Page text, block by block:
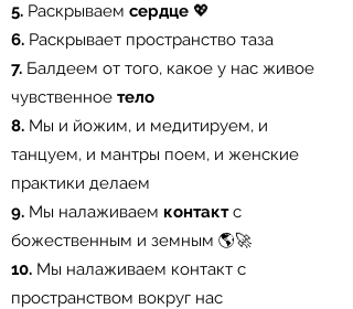
5. Раскрываем сердце 💖⠀
6. Раскрывает пространство таза⠀
7. Балдеем от того, какое у нас живое
чувственное тело
8. Мы и йожим, и медитируем, и
танцуем, и мантры поем, и женские
практики делаем⠀
9. Мы налаживаем контактс
божественным и земным 🌎🚀⠀
10. Мы налаживаем контакт с
пространством вокруг нас⠀